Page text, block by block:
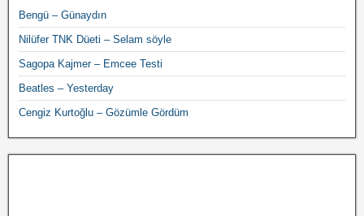
Bengü – Günaydın
Nilüfer TNK Düeti – Selam söyle
Sagopa Kajmer – Emcee Testi
Beatles – Yesterday
Cengiz Kurtoğlu – Gözümle Gördüm